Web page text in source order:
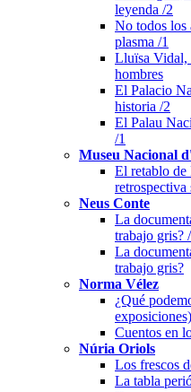
leyenda /2
No todos los
plasma /1
Lluïsa Vidal,
hombres
El Palacio
historia /2
El Palau
/1
Museu Nacional
El retablo de
Neus Conte
La
trabajo gris?
La
trabajo gris?
Norma Vélez
¿Qué
Cuentos en
Núria Oriols
Los frescos
La tabla